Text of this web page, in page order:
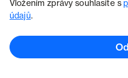
Vložením zprávy souhlasíte s
údajů.